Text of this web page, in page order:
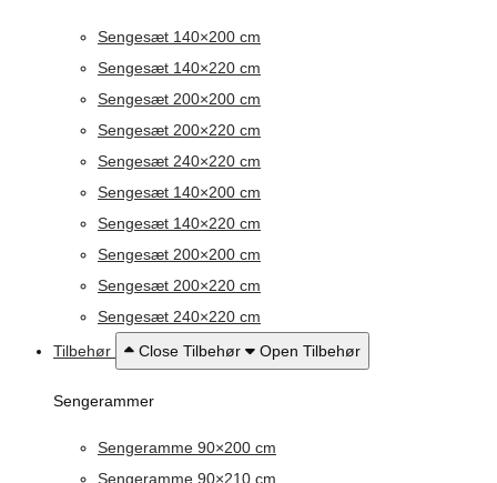
Sengesæt 140×200 cm
Sengesæt 140×220 cm
Sengesæt 200×200 cm
Sengesæt 200×220 cm
Sengesæt 240×220 cm
Sengesæt 140×200 cm
Sengesæt 140×220 cm
Sengesæt 200×200 cm
Sengesæt 200×220 cm
Sengesæt 240×220 cm
Tilbehør
Close Tilbehør Open Tilbehør
Sengerammer
Sengeramme 90×200 cm
Sengeramme 90×210 cm